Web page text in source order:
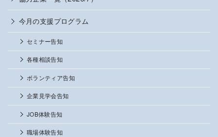
今月の支援プログラム
セミナー告知
各種相談告知
ボランティア告知
企業見学会告知
JOB体験告知
職場体験告知